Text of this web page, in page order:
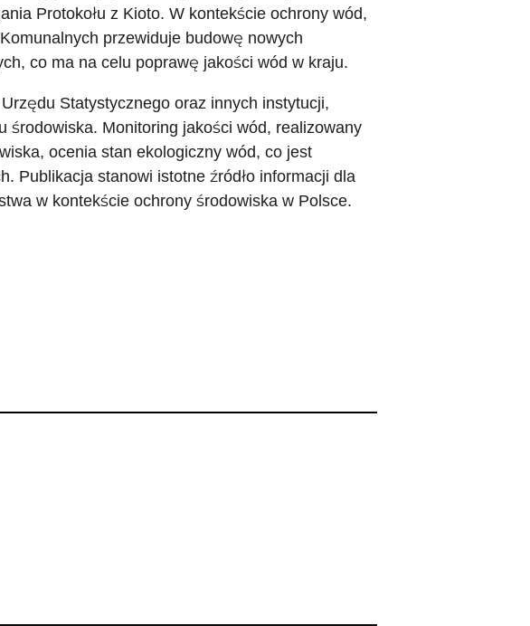
Protokołu z Kioto. W kontekście ochrony wód,
przewiduje budowę nowych
co ma na celu poprawę jakości wód w kraju.
Statystycznego oraz innych instytucji,
Monitoring jakości wód, realizowany
ocenia stan ekologiczny wód, co jest
Publikacja stanowi istotne źródło informacji dla
w kontekście ochrony środowiska w Polsce.